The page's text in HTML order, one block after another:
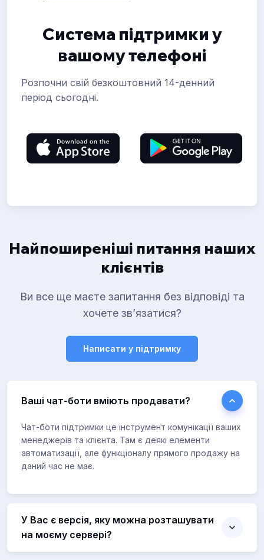
Система підтримки у
вашому телефоні
Розпочни свій безкоштовний 14-денний
період сьогодні.
Найпоширеніші питання наших
клієнтів
Ви все ще маєте запитання без відповіді та
хочете зв’язатися?
Написати у підтримку
Ваші чат-боти вміють продавати?
Чат-боти підтримки це інструмент комунікації ваших
менеджерів та клієнта. Там є деякі елементи
автоматизації, але функціоналу прямого продажу на
даний час не має.
У Вас є версія, яку можна розташувати
на моєму сервері?